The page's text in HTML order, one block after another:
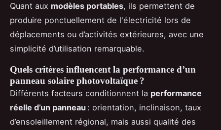
Quant aux modèles portables, ils permettent de
produire ponctuellement de l'électricité lors de
déplacements ou d’activités extérieures, avec une
simplicité d’utilisation remarquable.
Quels critères influencent la performance d’un
panneau solaire photovoltaïque ?
Différents facteurs conditionnent la performance
réelle d’un panneau : orientation, inclinaison, taux
d’ensoleillement régional, mais aussi qualité des